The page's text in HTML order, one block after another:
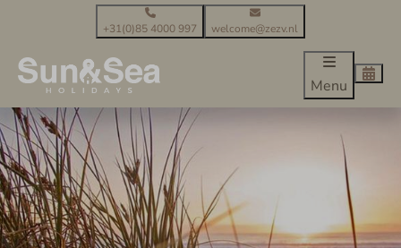
+31(0)85 4000 997 welcome@zezv.nl
Menu